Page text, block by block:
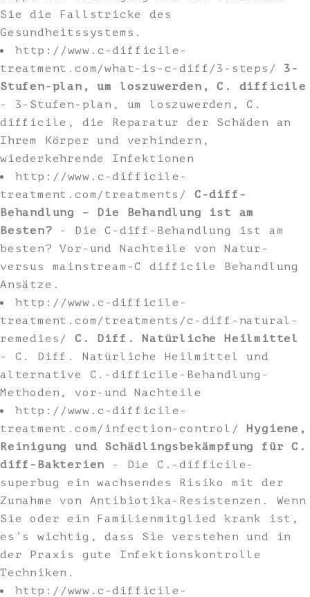
Sie die Fallstricke des
Gesundheitssystems.
http://www.c-difficile-
treatment.com/what-is-c-diff/3-steps/ 3-
Stufen-plan, um loszuwerden, C. difficile
- 3-Stufen-plan, um loszuwerden, C.
difficile, die Reparatur der Schäden an
Ihrem Körper und verhindern,
wiederkehrende Infektionen
http://www.c-difficile-
treatment.com/treatments/ C-diff-
Behandlung – Die Behandlung ist am
Besten? - Die C-diff-Behandlung ist am
besten? Vor-und Nachteile von Natur-
versus mainstream-C difficile Behandlung
Ansätze.
http://www.c-difficile-
treatment.com/treatments/c-diff-natural-
remedies/C. Diff. Natürliche Heilmittel
- C. Diff. Natürliche Heilmittel und
alternative C.-difficile-Behandlung-
Methoden, vor-und Nachteile
http://www.c-difficile-
treatment.com/infection-control/ Hygiene,
Reinigung und Schädlingsbekämpfung für C.
diff-Bakterien - Die C.-difficile-
superbug ein wachsendes Risiko mit der
Zunahme von Antibiotika-Resistenzen. Wenn
Sie oder ein Familienmitglied krank ist,
es’s wichtig, dass Sie verstehen und in
der Praxis gute Infektionskontrolle
Techniken.
http://www.c-difficile-